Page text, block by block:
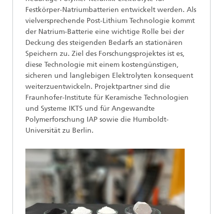
Festkörper-Natriumbatterien entwickelt werden. Als
vielversprechende Post-Lithium Technologie kommt
der Natrium-Batterie eine wichtige Rolle bei der
Deckung des steigenden Bedarfs an stationären
Speichern zu. Ziel des Forschungsprojektes ist es,
diese Technologie mit einem kostengünstigen,
sicheren und langlebigen Elektrolyten konsequent
weiterzuentwickeln. Projektpartner sind die
Fraunhofer-Institute für Keramische Technologien
und Systeme IKTS und für Angewandte
Polymerforschung IAP sowie die Humboldt-
Universität zu Berlin.